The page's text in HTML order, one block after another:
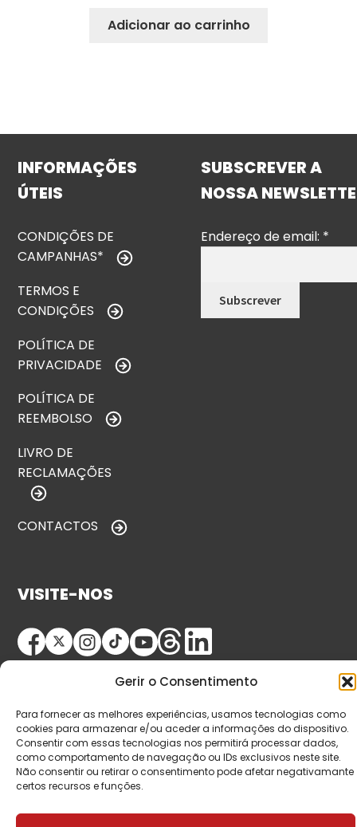
Gerir o Consentimento
Para fornecer as melhores experiências, usamos tecnologias como
cookies para armazenar e/ou aceder a informações do dispositivo.
Consentir com essas tecnologias nos permitirá processar dados,
como comportamento de navegação ou IDs exclusivos neste site.
Não consentir ou retirar o consentimento pode afetar negativamante
certos recursos e funções.
Adicionar ao carrinho
INFORMAÇÕES
ÚTEIS
CONDIÇÕES DE
CAMPANHAS*
TERMOS E
CONDIÇÕES
POLÍTICA DE
PRIVACIDADE
POLÍTICA DE
REEMBOLSO
LIVRO DE
RECLAMAÇÕES
CONTACTOS
SUBSCREVER A
NOSSA
Endereço de email: *
VISITE-NOS
© Copyright 2026 Saída de Emergência. Todos os
direitos reservados.